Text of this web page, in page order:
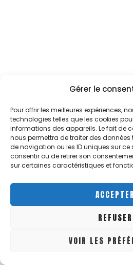
Gérer le
Pour offrir les meilleures expériences,
technologies telles que les cookies
informations des appareils. Le fait de
nous permettra de traiter des
de navigation ou les ID uniques sur ce
consentir ou de retirer son
sur certaines caractéristiques et
ACCEPTER
REFUSER
VOIR LES